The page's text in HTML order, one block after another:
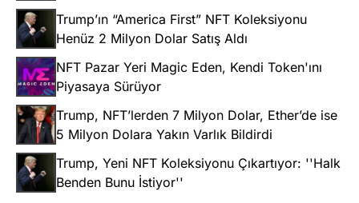
Trump’ın “America First” NFT Koleksiyonu
Henüz 2 Milyon Dolar Satış Aldı
NFT Pazar Yeri Magic Eden, Kendi Token'ını
Piyasaya Sürüyor
Trump, NFT’lerden 7 Milyon Dolar, Ether’de ise
5 Milyon Dolara Yakın Varlık Bildirdi
Trump, Yeni NFT Koleksiyonu Çıkartıyor: ''Halk
Benden Bunu İstiyor''